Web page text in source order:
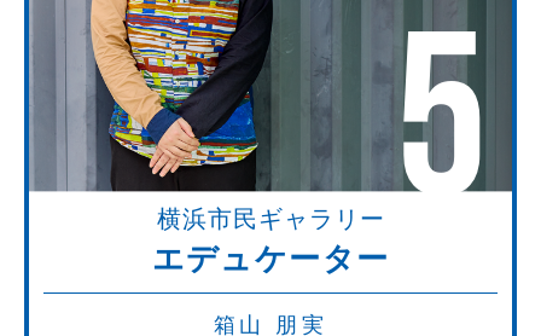
5
横浜市民ギャラリー
エデュケーター
箱山 朋実